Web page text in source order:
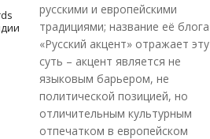
русскими и европейскими
традициями; название её блога
«Русский акцент» отражает эту
суть – акцент является не
языковым барьером, не
политической позицией, но
отличительным культурным
отпечатком в европейском